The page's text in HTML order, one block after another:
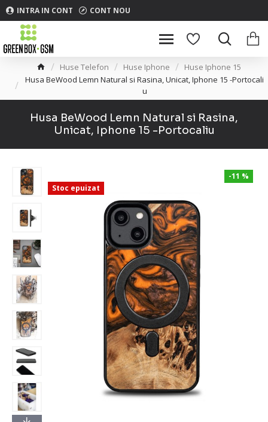
INTRA IN CONT CONT NOU
Huse Telefon Huse Iphone
Huse Iphone 15
Husa BeWood Lemn Natural si Rasina, Unicat, Iphone 15 -Portocali
u
Husa BeWood Lemn Natural si Rasina,
Unicat, Iphone 15 -Portocaliu
-11 %
Stoc epuizat